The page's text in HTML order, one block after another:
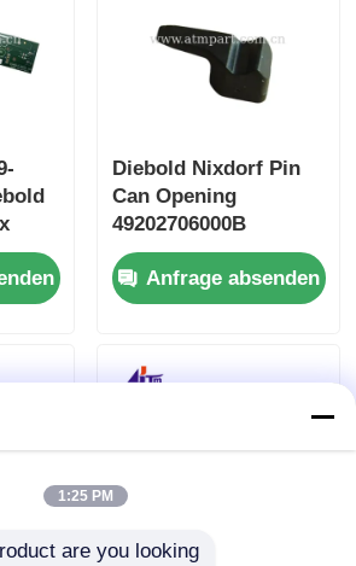
Diebold Nixdorf Pin
Can Opening
49202706000B
49202706000D
49202706000E
Anfrage absenden
1:25 PM
are you looking